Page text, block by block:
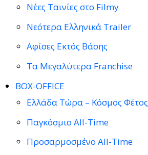
Νέες Ταινίες στο Filmy
Νεότερα Ελληνικά Trailer
Αφίσες Εκτός Βάσης
Τα Μεγαλύτερα Franchise
BOX-OFFICE
Ελλάδα Τώρα – Κόσμος Φέτος
Παγκόσμιο All-Time
Προσαρμοσμένο All-Time